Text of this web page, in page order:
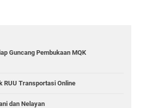
Guncang Pembukaan MQK
RUU Transportasi Online
dan Nelayan